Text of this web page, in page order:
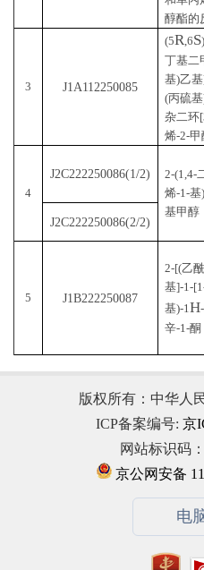
三酮
丙烯
和单
醇酯
(5R,6
丁基
基)乙
杂二
烯-2-
J2C222250086(1/2)
基甲
2-[(乙
基)-1
辛-1-
版权所有：中华人
ICP备案编号: 京
网站标识码
京公网安备
电